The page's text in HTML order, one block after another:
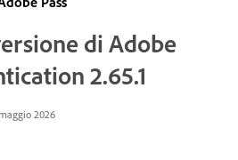
di Adobe
2.65.1
2026